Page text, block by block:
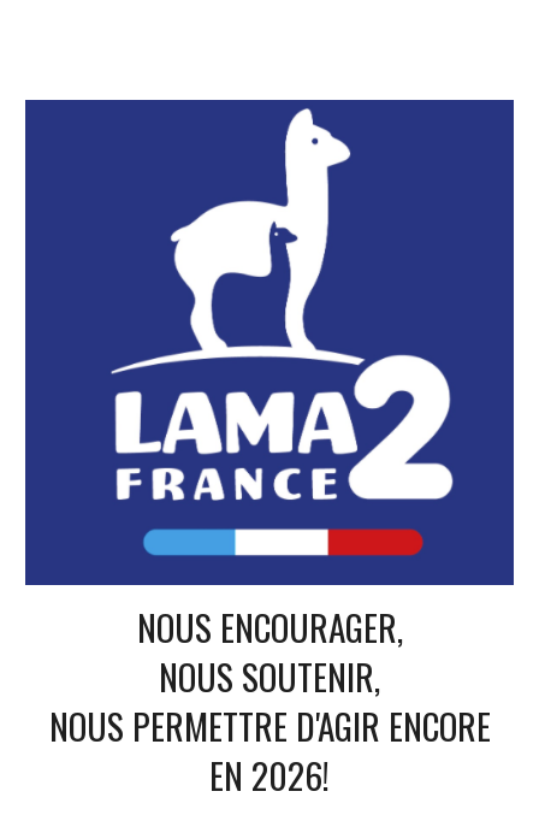
NOUS ENCOURAGER,
NOUS SOUTENIR,
NOUS PERMETTRE D'AGIR ENCORE
EN 2026!